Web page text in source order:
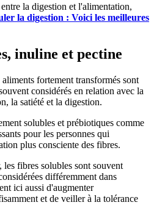
la digestion et l'alimentation,
la digestion : Voici les meilleures
inuline et pectine
fortement transformés sont
considérés en relation avec la
la satiété et la digestion.
solubles et prébiotiques comme
pour les personnes qui
plus consciente des fibres.
les fibres solubles sont souvent
différemment dans
ici aussi d'augmenter
et de veiller à la tolérance